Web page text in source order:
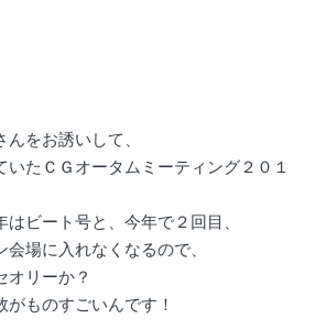
をお誘いして、
いたＣＧオータムミーティング２０１
はビート号と、今年で２回目、
場に入れなくなるので、
オリーか？
がものすごいんです！